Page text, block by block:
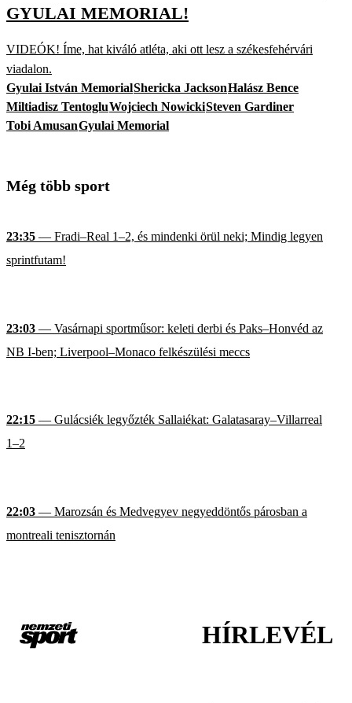
GYULAI MEMORIAL!
VIDEÓK! Íme, hat kiváló atléta, aki ott lesz a székesfehérvári
viadalon.
Gyulai István MemorialShericka JacksonHalász Bence
Miltiadisz TentogluWojciech NowickiSteven Gardiner
Tobi AmusanGyulai Memorial
Még több sport
23:35 — Fradi–Real 1–2, és mindenki örül neki; Mindig legyen
sprintfutam!
23:03 — Vasárnapi sportműsor: keleti derbi és Paks–Honvéd az
NB I-ben; Liverpool–Monaco felkészülési meccs
22:15 — Gulácsiék legyőzték Sallaiékat: Galatasaray–Villarreal
1–2
22:03 — Marozsán és Medvegyev negyeddöntős párosban a
montreali tenisztornán
HÍRLEVÉL